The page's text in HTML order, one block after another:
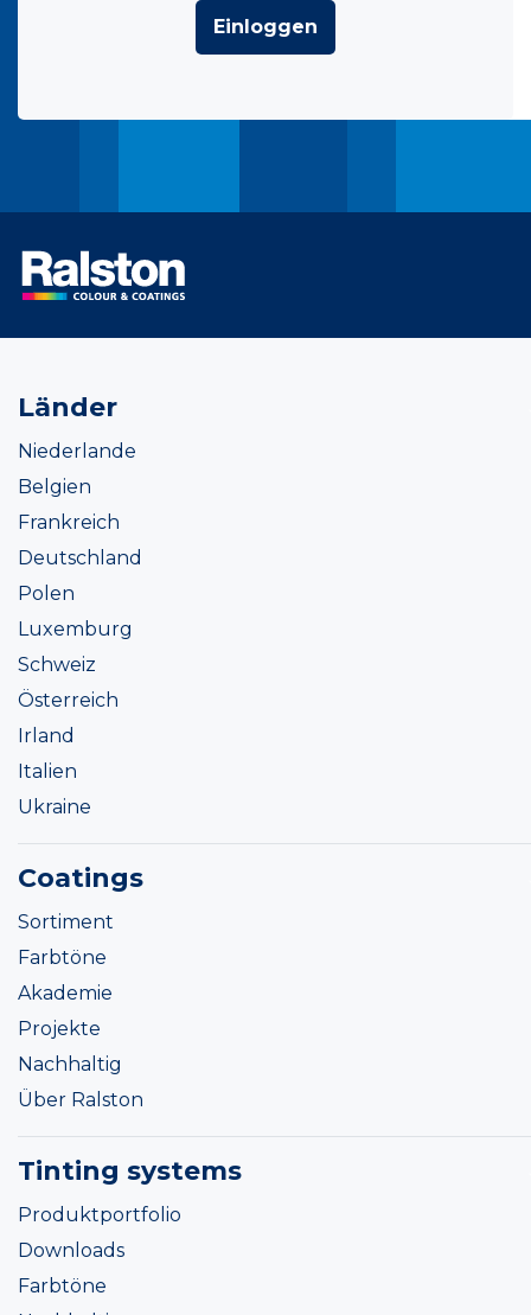
Einloggen
Länder
Niederlande
Belgien
Frankreich
Deutschland
Polen
Luxemburg
Schweiz
Österreich
Irland
Italien
Ukraine
Coatings
Sortiment
Farbtöne
Akademie
Projekte
Nachhaltig
Über Ralston
Tinting systems
Produktportfolio
Downloads
Farbtöne